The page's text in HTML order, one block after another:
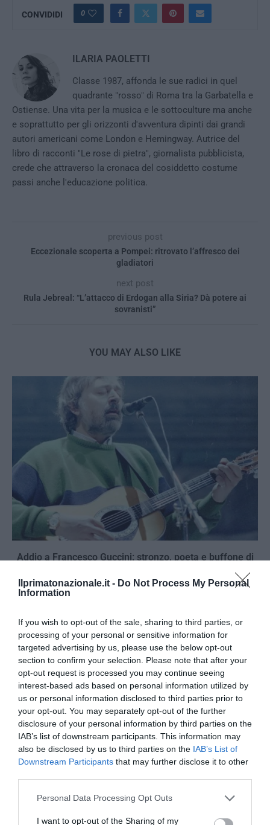
Ilprimatonazionale.it - Do Not Process My Personal
Information
If you wish to opt-out of the sale, sharing to third parties, or
processing of your personal or sensitive information for
targeted advertising by us, please use the below opt-out
section to confirm your selection. Please note that after your
opt-out request is processed you may continue seeing
interest-based ads based on personal information utilized by
us or personal information disclosed to third parties prior to
your opt-out. You may separately opt-out of the further
disclosure of your personal information by third parties on the
IAB’s list of downstream participants. This information may
also be disclosed by us to third parties on the IAB’s List of
Downstream Participants that may further disclose it to other
Please note that this website/app uses one or more Google
not limited to your visit or usage behaviour. You may click to
Personal Data Processing Opt Outs
I want to opt-out of the Sharing of my
CONVIDIDI 0
ILARIA PAOLETTI
Classe 1987, affonda le sue radici in quel
quadrante "rosso" di Roma tra la Garbatella e
Ostiense. Una vita per la musica e le sottoculture ma anche
e soprattutto per gli orizzonti d'avventura dipinti dai grandi
autori americani come London e Hemingway. Autrice del
libro di racconti "Le rose di pietra", giornalista pubblicista,
crede che attraverso la cronaca del cosiddetto costume
passi anche l'educazione politica.
previous post
Eccezionale scoperta a Pompei: ritrovato l’affresco dei
gladiatori
next post
Rula Jebreal: “L’attacco di Erdogan alla Siria? Dà potere ai
sovranisti”
YOU MAY ALSO LIKE
Addio a Francesco Guccini: stronzo, poeta e buffone di
7 Agosto 2026
l’antifascismo copia il fascismo